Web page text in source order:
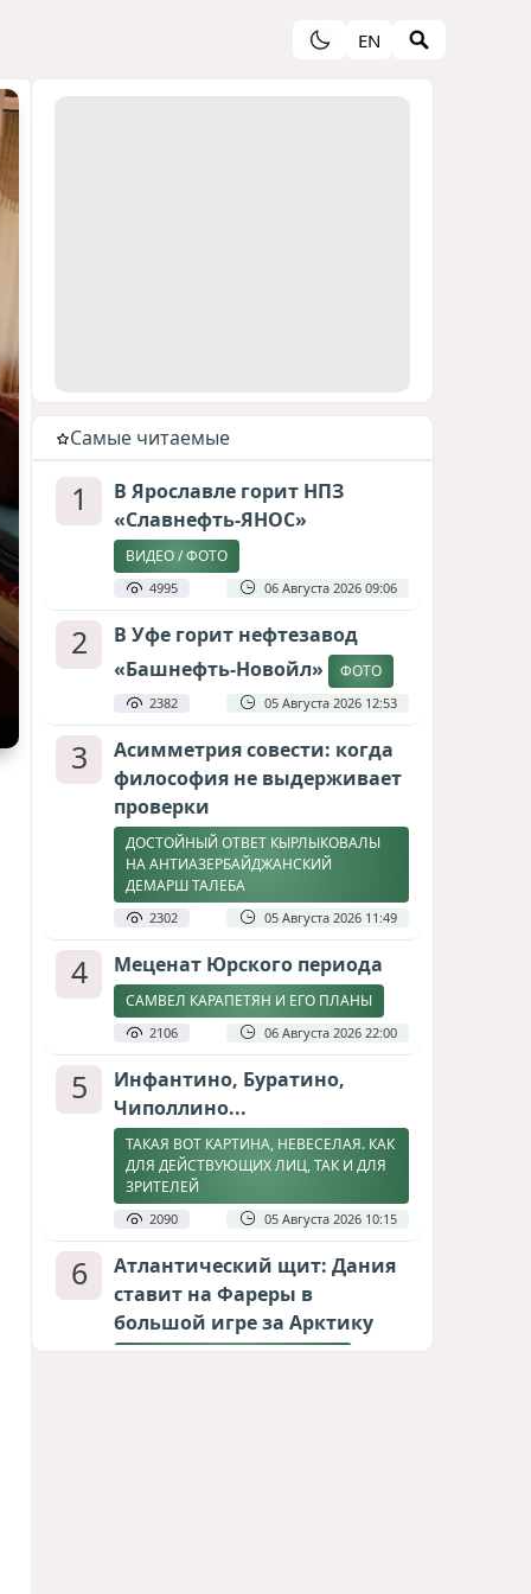
EN
Cамые читаемые
1
В Ярославле горит НПЗ
«Славнефть-ЯНОС»
ВИДЕО / ФОТО
4995 06 Августа 2026 09:06
2
В Уфе горит нефтезавод
«Башнефть-Новойл»
ФОТО
2382 05 Августа 2026 12:53
3
Асимметрия совести: когда
философия не выдерживает
проверки
ДОСТОЙНЫЙ ОТВЕТ КЫРЛЫКОВАЛЫ
НА АНТИАЗЕРБАЙДЖАНСКИЙ
ДЕМАРШ ТАЛЕБА
2302 05 Августа 2026 11:49
4 Меценат Юрского периода
САМВЕЛ КАРАПЕТЯН И ЕГО ПЛАНЫ
2106 06 Августа 2026 22:00
5
Инфантино, Буратино,
Чиполлино...
ТАКАЯ ВОТ КАРТИНА, НЕВЕСЕЛАЯ. КАК
ДЛЯ ДЕЙСТВУЮЩИХ ЛИЦ, ТАК И ДЛЯ
ЗРИТЕЛЕЙ
2090 05 Августа 2026 10:15
6
Атлантический щит: Дания
ставит на Фареры в
большой игре за Арктику